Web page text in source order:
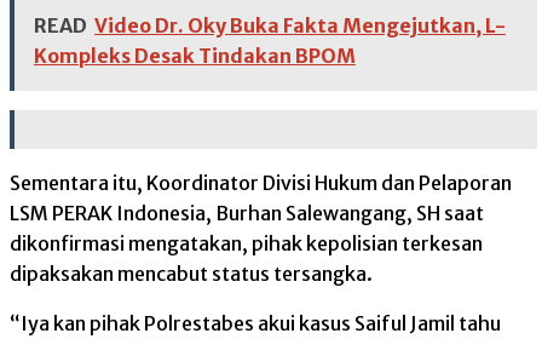
READ Video Dr. Oky Buka Fakta Mengejutkan, L-
Kompleks Desak Tindakan BPOM
Sementara itu, Koordinator Divisi Hukum dan Pelaporan
LSM PERAK Indonesia, Burhan Salewangang, SH saat
dikonfirmasi mengatakan, pihak kepolisian terkesan
dipaksakan mencabut status tersangka.
“Iya kan pihak Polrestabes akui kasus Saiful Jamil tahu